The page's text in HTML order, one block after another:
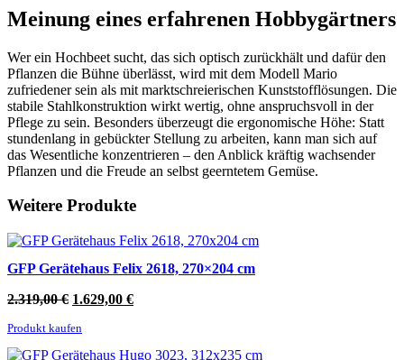
Meinung eines erfahrenen Hobbygärtners
Wer ein Hochbeet sucht, das sich optisch zurückhält und dafür den
Pflanzen die Bühne überlässt, wird mit dem Modell Mario
zufriedener sein als mit marktschreierischen Kunststofflösungen. Die
stabile Stahlkonstruktion wirkt wertig, ohne anspruchsvoll in der
Pflege zu sein. Besonders überzeugt die ergonomische Höhe: Statt
stundenlang in gebückter Stellung zu arbeiten, kann man sich auf
das Wesentliche konzentrieren – den Anblick kräftig wachsender
Pflanzen und die Freude an selbst geerntetem Gemüse.
Weitere Produkte
GFP Gerätehaus Felix 2618, 270×204 cm
2.319,00€ Ursprünglicher
war:
2.319,00 €
1.629,00 €Aktueller
1.629,00 €.
Produkt kaufen